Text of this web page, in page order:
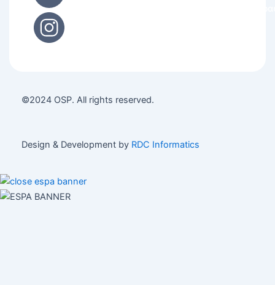
©2024 OSP. All rights reserved.
Design & Development by RDC Informatics